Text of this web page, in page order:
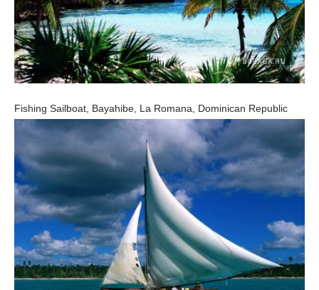
Fishing Sailboat, Bayahibe, La Romana, Dominican Republic